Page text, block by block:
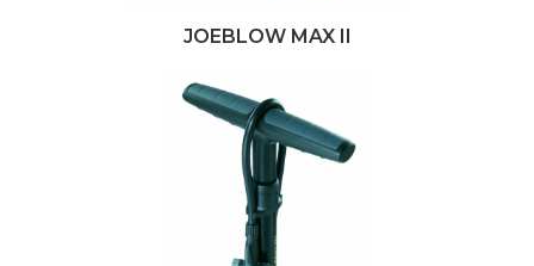
JOEBLOW MAX II